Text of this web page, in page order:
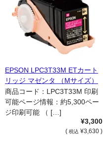
EPSON LPC3T33M ETカート
リッジ マゼンタ （Mサイズ）
国内リサイクル品
商品コード：LPC3T33M 印刷
可能ページ情報：約5,300ペー
ジ印刷可能 （ […]
¥3,300
( 税込 ¥3,630 )